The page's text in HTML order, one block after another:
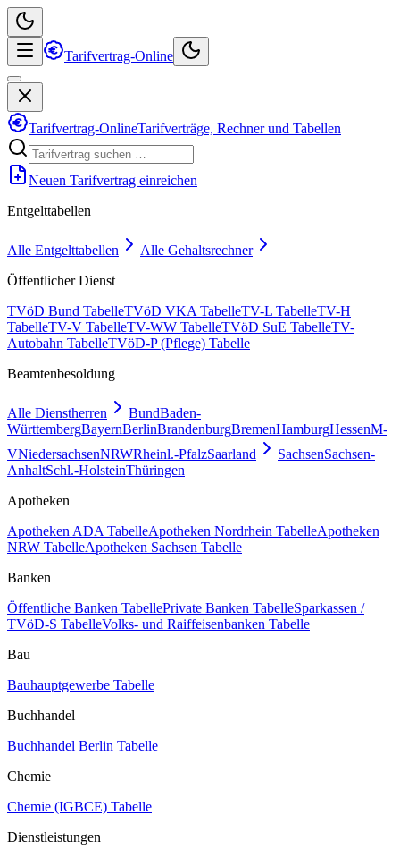
Tarifvertrag-Online
Tarifvertrag-OnlineTarifverträge, Rechner und Tabellen
Neuen Tarifvertrag einreichen
Entgelttabellen
Alle Entgelttabellen
Alle Gehaltsrechner
Öffentlicher Dienst
TVöD Bund TabelleTVöD VKA TabelleTV-L TabelleTV-H
TabelleTV-V TabelleTV-WW TabelleTVöD SuE TabelleTV-
Autobahn TabelleTVöD-P (Pflege) Tabelle
Beamtenbesoldung
Alle Dienstherren BundBaden-
WürttembergBayernBerlinBrandenburgBremenHamburgHessenM-
VNiedersachsenNRWRheinl.-PfalzSaarland SachsenSachsen-
AnhaltSchl.-HolsteinThüringen
Apotheken
Apotheken ADA TabelleApotheken Nordrhein TabelleApotheken
NRW TabelleApotheken Sachsen Tabelle
Banken
Öffentliche Banken TabellePrivate Banken TabelleSparkassen /
TVöD-S TabelleVolks- und Raiffeisenbanken Tabelle
Bau
Bauhauptgewerbe Tabelle
Buchhandel
Buchhandel Berlin Tabelle
Chemie
Chemie (IGBCE) Tabelle
Dienstleistungen